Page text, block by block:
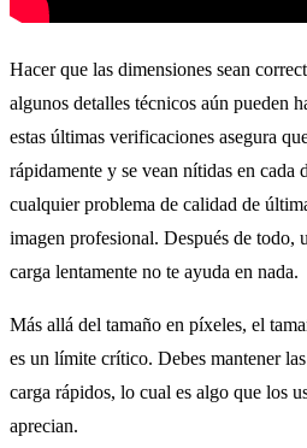
Hacer que las dimensiones sean
algunos detalles técnicos aún pueden
estas últimas verificaciones asegura
rápidamente y se vean nítidas en cada
cualquier problema de calidad de
imagen profesional. Después de todo,
carga lentamente no te ayuda en nada.
Más allá del tamaño en píxeles, el
es un límite crítico. Debes mantener
carga rápidos, lo cual es algo que los
aprecian.